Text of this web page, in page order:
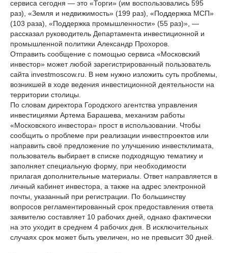
сервиса сегодня — это «Торги» (им воспользовались 595
раз), «Земля и недвижимость» (199 раз), «Поддержка МСП»
(103 раза), «Поддержка промышленности» (55 раз)», —
рассказал руководитель Департамента инвестиционной и
промышленной политики Александр Прохоров.
Отправить сообщение с помощью сервиса «Московский
инвестор» может любой зарегистрированный пользователь
сайта investmoscow.ru. В нем нужно изложить суть проблемы,
возникшей в ходе ведения инвестиционной деятельности на
территории столицы.
По словам директора Городского агентства управления
инвестициями Артема Барашева, механизм работы
«Московского инвестора» прост в использовании. Чтобы
сообщить о проблеме при реализации инвестпроектов или
направить своё предложение по улучшению инвестклимата,
пользователь выбирает в списке подходящую тематику и
заполняет специальную форму, при необходимости
прилагая дополнительные материалы. Ответ направляется в
личный кабинет инвестора, а также на адрес электронной
почты, указанный при регистрации. По большинству
вопросов регламентированный срок предоставления ответа
заявителю составляет 10 рабочих дней, однако фактически
на это уходит в среднем 4 рабочих дня. В исключительных
случаях срок может быть увеличен, но не превысит 30 дней.